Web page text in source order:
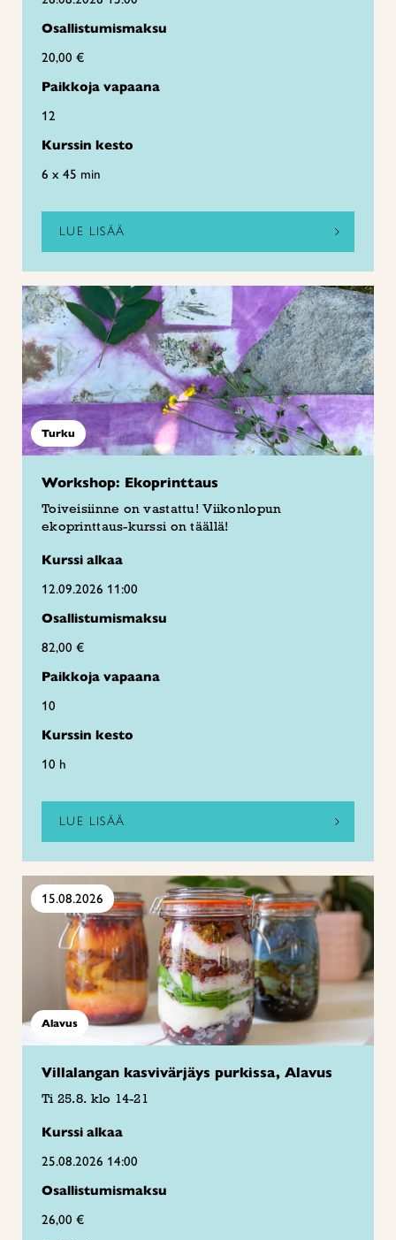
Osallistumismaksu
20,00 €
Paikkoja vapaana
12
Kurssin kesto
6 x 45 min
LUE LISÄÄ
Turku
Workshop: Ekoprinttaus
Toiveisiinne on vastattu! Viikonlopun
ekoprinttaus-kurssi on täällä!
Kurssi alkaa
12.09.2026 11:00
Osallistumismaksu
82,00 €
Paikkoja vapaana
10
Kurssin kesto
10 h
LUE LISÄÄ
15.08.2026
Alavus
Villalangan kasvivärjäys purkissa, Alavus
Ti 25.8. klo 14-21
Kurssi alkaa
25.08.2026 14:00
Osallistumismaksu
26,00 €